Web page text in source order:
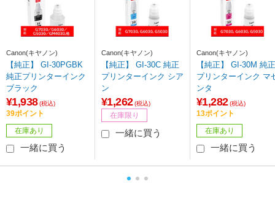
Canon(キヤノン)
【純正】 GI-30PGBK
純正プリンターインク
ブラック
¥1,938 (税込)
39ポイント
在庫あり
一緒に買う
Canon(キヤノン)
【純正】 GI-30C 純正
プリンターインク シア
ン
¥1,262 (税込)
在庫限り
一緒に買う
Canon(キヤノン)
【純正】 GI-30M 純正
プリンターインク マ
ンタ
¥1,282 (税込)
13ポイント
在庫あり
一緒に買う